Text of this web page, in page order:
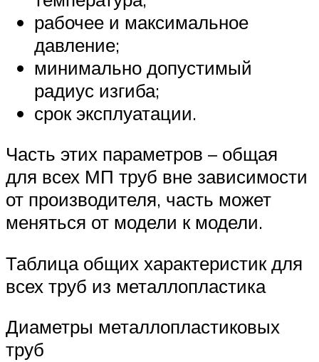
рабочее и максимальное
давление;
минимально допустимый
радиус изгиба;
срок эксплуатации.
Часть этих параметров – общая
для всех МП труб вне зависимости
от производителя, часть может
меняться от модели к модели.
Таблица общих характеристик для
всех труб из металлопластика
Диаметры металлопластиковых
труб